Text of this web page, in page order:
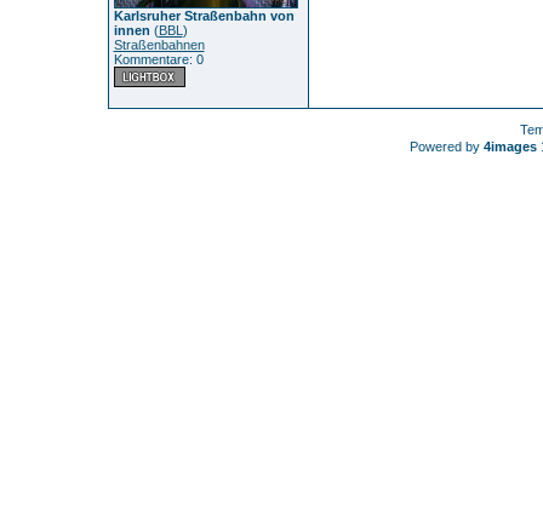
Karlsruher Straßenbahn von
innen (BBL )
Straßenbahnen
Kommentare: 0
Powered by 4images